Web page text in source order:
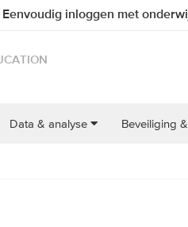
Eenvoudig inloggen met
Data & analyse Beveiliging